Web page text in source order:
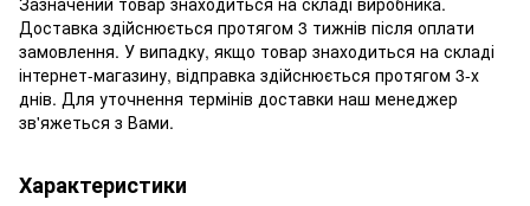
Доставка здійснюється протягом 3 тижнів після оплати
замовлення. У випадку, якщо товар знаходиться на складі
інтернет-магазину, відправка здійснюється протягом 3-х
днів. Для уточнення термінів доставки наш менеджер
зв'яжеться з Вами.
Характеристики